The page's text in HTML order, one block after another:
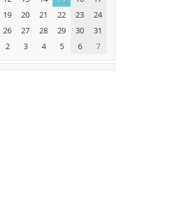
19 20 21 22 23
24
26 27 28 29 30
31
2 3 4 5 6 7